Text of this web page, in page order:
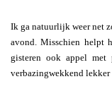
Ik ga natuurlijk weer net
avond. Misschien helpt
gisteren ook appel
verbazingwekkend lekker